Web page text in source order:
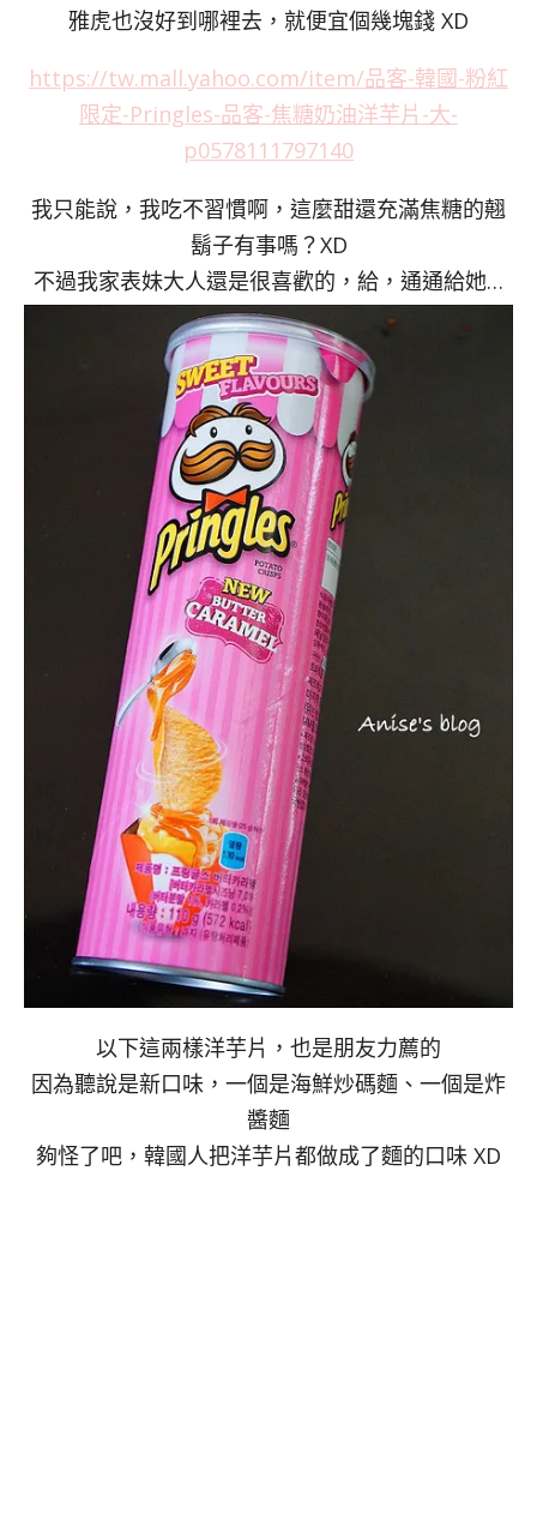
雅虎也沒好到哪裡去，就便宜個幾塊錢 XD
https://tw.mall.yahoo.com/item/品客-韓國-粉紅
限定-Pringles-品客-焦糖奶油洋芋片-大-
p0578111797140
我只能說，我吃不習慣啊，這麼甜還充滿焦糖的翹
鬍子有事嗎？XD
不過我家表妹大人還是很喜歡的，給，通通給她…
以下這兩樣洋芋片，也是朋友力薦的
因為聽說是新口味，一個是海鮮炒碼麵、一個是炸
醬麵
夠怪了吧，韓國人把洋芋片都做成了麵的口味 XD